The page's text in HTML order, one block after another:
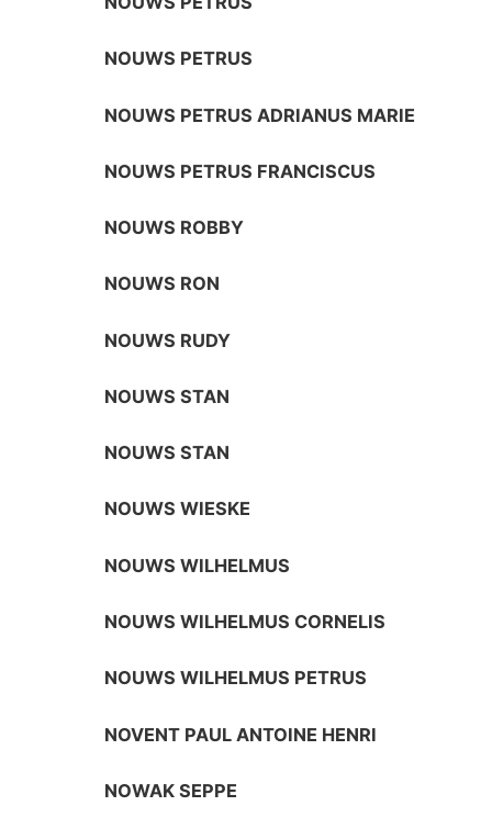
NOUWS PETRUS
NOUWS PETRUS ADRIANUS MARIE
NOUWS PETRUS FRANCISCUS
NOUWS ROBBY
NOUWS RON
NOUWS RUDY
NOUWS STAN
NOUWS STAN
NOUWS WIESKE
NOUWS WILHELMUS
NOUWS WILHELMUS CORNELIS
NOUWS WILHELMUS PETRUS
NOVENT PAUL ANTOINE HENRI
NOWAK SEPPE